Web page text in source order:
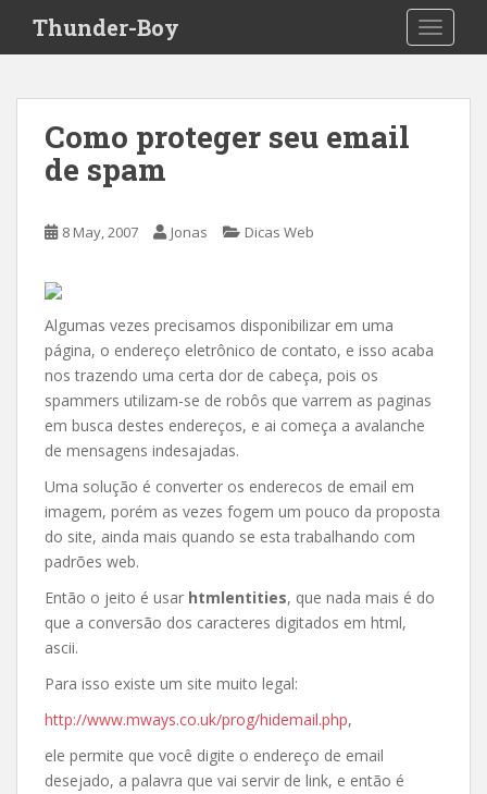
i
Thunder-Boy
Como proteger seu email
de spam
8 May, 2007 Jonas Dicas Web
Algumas vezes precisamos disponibilizar em uma
página, o endereço eletrônico de contato, e isso acaba
nos trazendo uma certa dor de cabeça, pois os
spammers utilizam-se de robôs que varrem as paginas
em busca destes endereços, e ai começa a avalanche
de mensagens indesajadas.
Uma solução é converter os enderecos de email em
imagem, porém as vezes fogem um pouco da proposta
do site, ainda mais quando se esta trabalhando com
padrões web.
Então o jeito é usar htmlentities, que nada mais é do
que a conversão dos caracteres digitados em html,
ascii.
Para isso existe um site muito legal:
http://www.mways.co.uk/prog/hidemail.php,
ele permite que você digite o endereço de email
desejado, a palavra que vai servir de link, e então é